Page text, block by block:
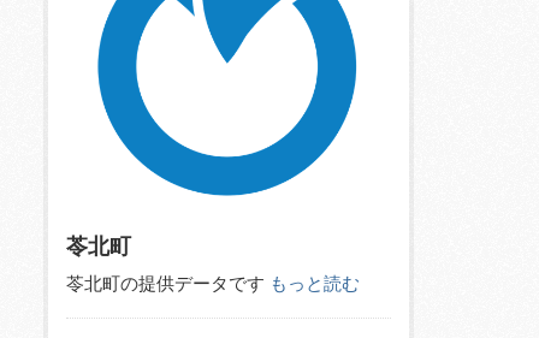
苓北町
苓北町の提供データです もっと読む